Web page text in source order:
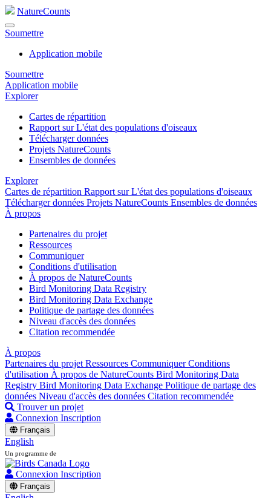
NatureCounts
Soumettre
Application mobile
Soumettre
Application mobile
Explorer
Cartes de répartition
Rapport sur L'état des populations d'oiseaux
Télécharger données
Projets NatureCounts
Ensembles de données
Explorer
Cartes de répartition Rapport sur L'état des populations d'oiseaux
Télécharger données Projets NatureCounts Ensembles de données
À propos
Partenaires du projet
Ressources
Communiquer
Conditions d'utilisation
À propos de NatureCounts
Bird Monitoring Data Registry
Bird Monitoring Data Exchange
Politique de partage des données
Niveau d'accès des données
Citation recommendée
À propos
Partenaires du projet Ressources CommuniquerConditions
d'utilisation À propos de NatureCounts Bird Monitoring Data
Registry Bird Monitoring Data Exchange Politique de partage des
données Niveau d'accès des données Citation recommendée
Trouver un projet
Connexion Inscription
Français
English
Un programme de
Connexion Inscription
Français